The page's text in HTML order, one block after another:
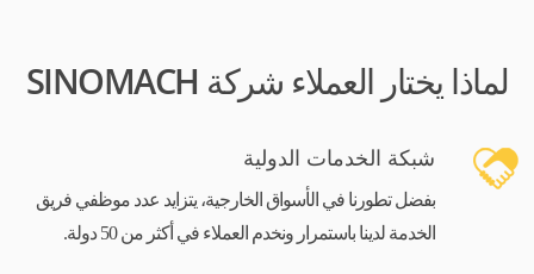
لماذا يختار العملاء شركة SINOMACH
شبكة الخدمات الدولية
بفضل تطورنا في الأسواق الخارجية، يتزايد عدد موظفي فريق
الخدمة لدينا باستمرار ونخدم العملاء في أكثر من 50 دولة.